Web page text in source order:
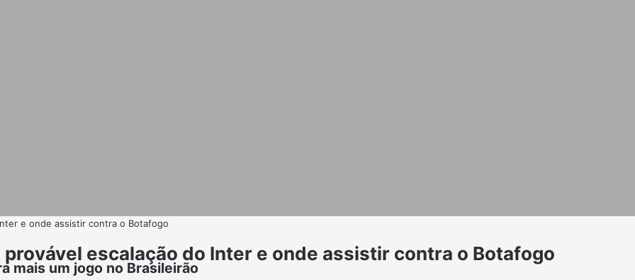
e onde assistir contra o Botafogo
escalação do Inter e onde assistir contra o Botafogo
mais um jogo no Brasileirão